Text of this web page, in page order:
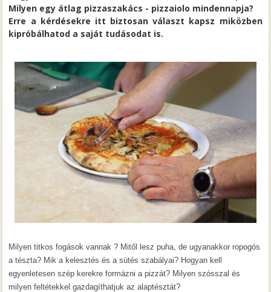
Milyen egy átlag pizzaszakács - pizzaiolo mindennapja?
Erre a kérdésekre itt biztosan választ kapsz miközben
kipróbálhatod a saját tudásodat is.
Milyen titkos fogások vannak ? Mitől lesz puha, de ugyanakkor ropogós
a tészta? Mik a kelesztés és a sütés szabályai? Hogyan kell
egyenletesen szép kerekre formázni a pizzát? Milyen szósszal és
milyen feltétekkel gazdagíthatjuk az alaptésztát?